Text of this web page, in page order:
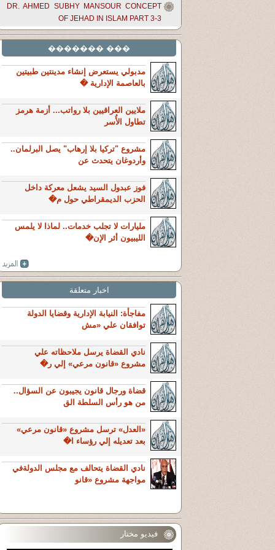
DR. AHMED SUBHY MANSOUR CONCEPT
OF JEHAD IN ISLAM PART 3-3
��� �������
مدبولي يستعرض إنشاء مدينتين طبيتين
بالعاصمة الإدارية �
ملايين العراقيين بلا رواتب... أزمة هرمز
تطاول الأُسر
مشروع "تركيا بلا إرهاب" يصل البرلمان..
وأردوغان يتحدث عن
فوز عبدول السيد يشعل معركة داخل
الحزب الديمقراطي حول م�
مليارات لا تجلب خدمات.. لماذا لا يلمس
الليبيون أثر الإن�
اخبار متعلقة
مفاجأة: النيابة الإدارية وقضايا الدولة
توافقان علي «مش
نادي القضاة يرسل ملاحظاته علي
مشروع «قانون مرعي» إلي ر�
قضاة ورجال قانون يجيبون عن السؤال..
من هو رأس السلطة الق
«العدل» ترسل مشروع «قانون مرعي»
بعد تعديله إلي رؤساء ا�
نادي القضاة يتحالف مع مجلس الدولةفي
مواجهة مشروع «قانو
فيديو مختار